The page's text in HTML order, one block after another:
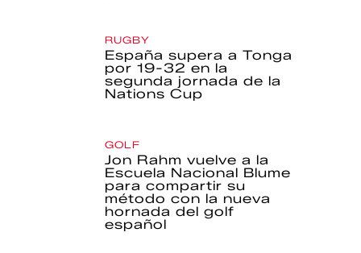
RUGBY
España supera a Tonga
por 19-32 en la
segunda jornada de la
Nations Cup
GOLF
Jon Rahm vuelve a la
Escuela Nacional Blume
para compartir su
método con la nueva
hornada del golf
español